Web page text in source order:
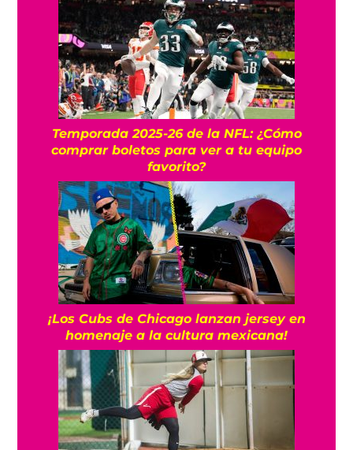
Temporada 2025-26 de la NFL: ¿Cómo
comprar boletos para ver a tu equipo
favorito?
¡Los Cubs de Chicago lanzan jersey en
homenaje a la cultura mexicana!